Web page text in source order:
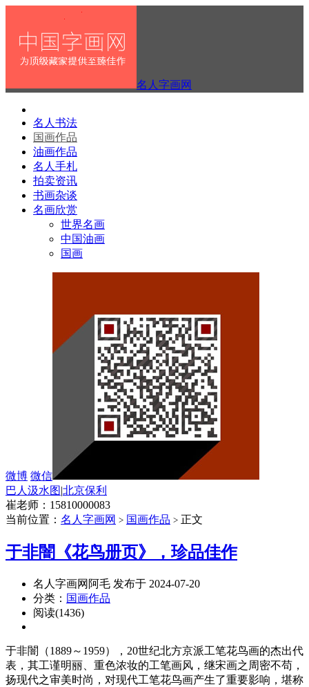
名人字画网
名人书法
国画作品
油画作品
名人手札
拍卖资讯
书画杂谈
名画欣赏
世界名画
中国油画
国画
微博 微信
巴人汲水图|北京保利
崔老师：15810000083
当前位置： 名人字画网 > 国画作品 > 正文
于非闇《花鸟册页》，珍品佳作
名人字画网阿毛 发布于 2024-07-20
分类： 国画作品
阅读(1436)
于非闇（1889～1959），20世纪北方京派工笔花鸟画的杰出代
表，其工谨明丽、重色浓妆的工笔画风，继宋画之周密不苟，
扬现代之审美时尚，对现代工笔花鸟画产生了重要影响，堪称